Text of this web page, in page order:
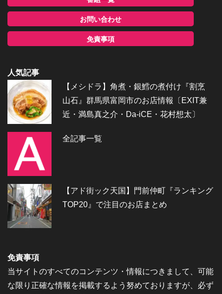
お問い合わせ
免責事項
人気記事
【メシドラ】角煮・銀鱈の煮付け『割烹
山石』群馬県富岡市のお店情報〔EXIT兼
近・満島真之介・Da-iCE・花村想太〕
全記事一覧
【アド街ック天国】門前仲町『ランキング
TOP20』で注目のお店まとめ
免責事項
当サイトのすべてのコンテンツ・情報につきまして、可能
な限り正確な情報を掲載するよう努めておりますが、必ず